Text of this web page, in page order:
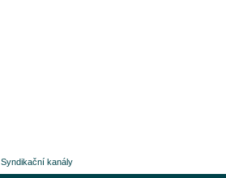
Syndikační kanály